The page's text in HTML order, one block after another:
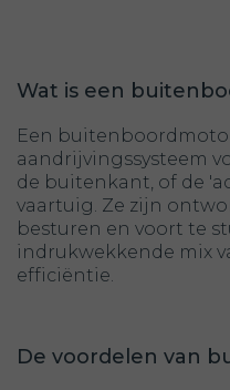
Wat is een
Een
aandrijvingssysteem
de buitenkant, of de
vaartuig. Ze zijn
besturen en voort te
indrukwekkende mix
efficiëntie.
De voordelen van